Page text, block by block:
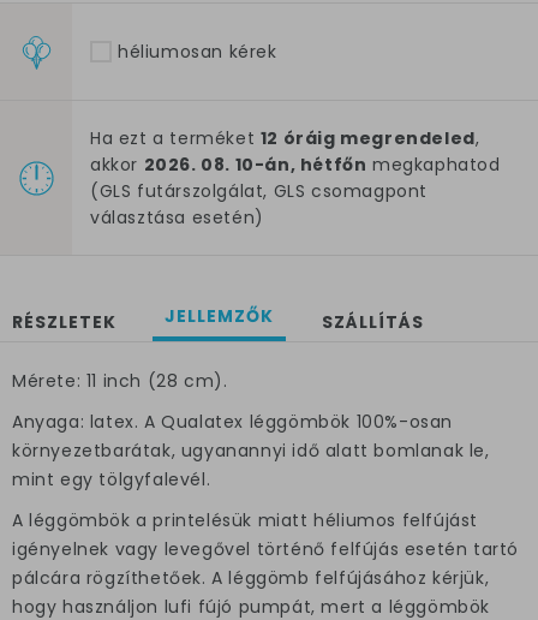
héliumosan kérek
Ha ezt a terméket 12 óráig megrendeled,
akkor 2026. 08. 10-án, hétfőn megkaphatod
(GLS futárszolgálat, GLS csomagpont
választása esetén)
RÉSZLETEK JELLEMZŐK SZÁLLÍTÁS
Mérete: 11 inch (28 cm).
Anyaga: latex. A Qualatex léggömbök 100%-osan
környezetbarátak, ugyanannyi idő alatt bomlanak le,
mint egy tölgyfalevél.
A léggömbök a printelésük miatt héliumos felfújást
igényelnek vagy levegővel történő felfújás esetén tartó
pálcára rögzíthetőek. A léggömb felfújásához kérjük,
hogy használjon lufi fújó pumpát, mert a léggömbök